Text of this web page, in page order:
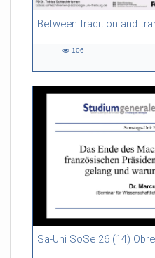
54:13 duration
106
Sa-Uni SoSe 26 (14)
46:53 duration